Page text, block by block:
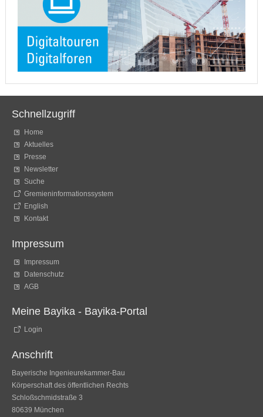
Schnellzugriff
Home
Aktuelles
Presse
Newsletter
Suche
Gremieninformationssystem
English
Kontakt
Impressum
Impressum
Datenschutz
AGB
Meine Bayika - Bayika-Portal
Login
Anschrift
Bayerische Ingenieurekammer-Bau
Körperschaft des öffentlichen Rechts
Schloßschmidstraße 3
80639 München